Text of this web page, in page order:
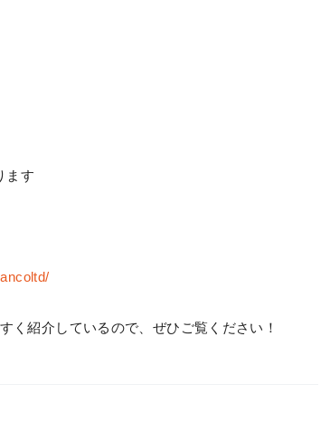
ます
く紹介しているので、ぜひご覧ください！